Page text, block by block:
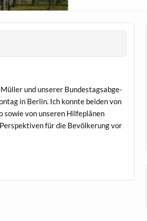
und unser­er Bun­destagsab­ge­
in Berlin. Ich kon­nte bei­den von
sowie von unseren Hil­fe­plä­nen
für die Bevölkerung vor